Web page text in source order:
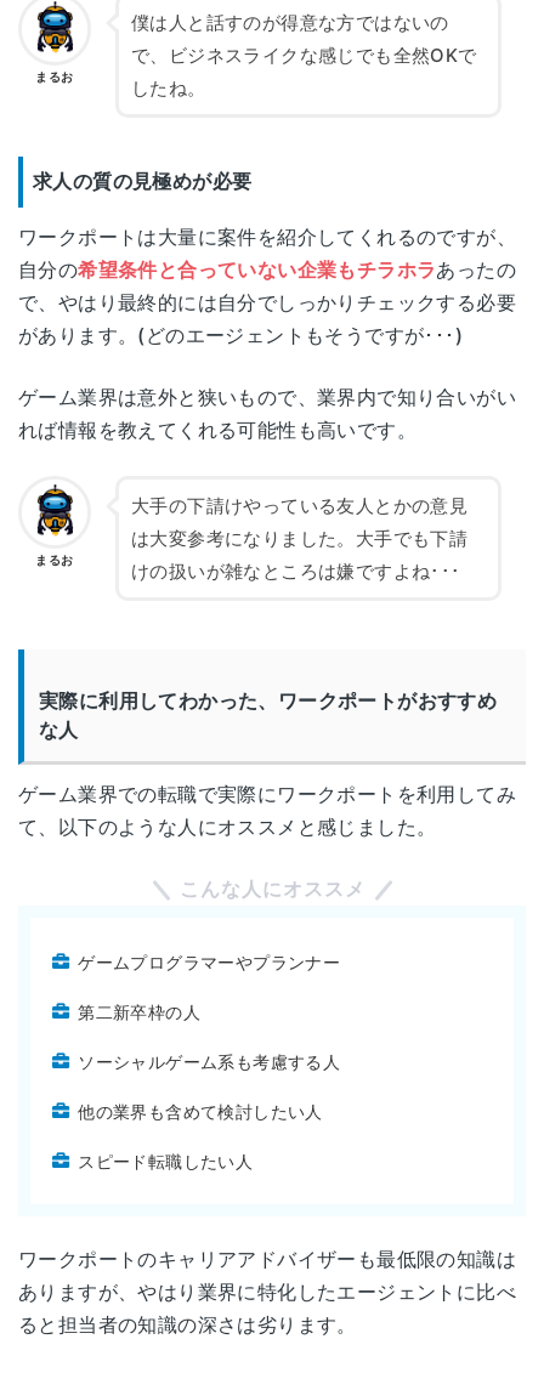
池袋
東京都豊島区東池袋3-1-1
サンシャイン60 22F
渋谷サクラステージ SAKURAタワー11F
横浜
神奈川県横浜市西区高島1-2-13
LG YOKOHAMA INNOVATION CENTER 1
新潟
新潟県新潟市中央区東大通1-3-10
富山
富山県富山市桜橋通り2-25
富山第一生命ビルディング8F
福井
福井県福井市大手3-7-1
山梨
山梨県甲府市丸の内1-17-10
東武穴水ビル5F
長野県長野市中御所岡田町180-2
岐阜
岐阜県岐阜市金町8-1
静岡
三重
三重県四日市市浜田町6-11
サムティ四日市ビル2F
まるお
僕は人と話すのが得意な方ではないの
で、ビジネスライクな感じでも全然OKで
したね。
求人の質の見極めが必要
ワークポートは大量に案件を紹介してくれるのですが、
自分の希望条件と合っていない企業もチラホラあったの
で、やはり最終的には自分でしっかりチェックする必要
があります。(どのエージェントもそうですが･･･)
ゲーム業界は意外と狭いもので、業界内で知り合いがい
れば情報を教えてくれる可能性も高いです。
まるお
大手の下請けやっている友人とかの意見
は大変参考になりました。大手でも下請
けの扱いが雑なところは嫌ですよね･･･
実際に利用してわかった、ワークポートがおすすめ
な人
ゲーム業界での転職で実際にワークポートを利用してみ
て、以下のような人にオススメと感じました。
こんな人にオススメ
ゲームプログラマーやプランナー
第二新卒枠の人
ソーシャルゲーム系も考慮する人
他の業界も含めて検討したい人
スピード転職したい人
ワークポートのキャリアアドバイザーも最低限の知識は
ありますが、やはり業界に特化したエージェントに比べ
ると担当者の知識の深さは劣ります。